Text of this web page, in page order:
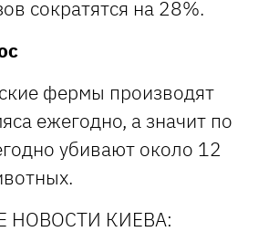
сократятся на 28%.
фермы производят
ежегодно, а значит по
убивают около 12
НОВОСТИ КИЕВА: